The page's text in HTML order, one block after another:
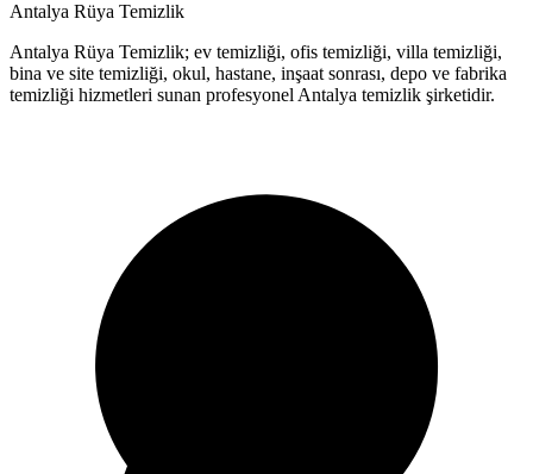
Antalya Rüya Temizlik
Antalya Rüya Temizlik; ev temizliği, ofis temizliği, villa temizliği,
bina ve site temizliği, okul, hastane, inşaat sonrası, depo ve fabrika
temizliği hizmetleri sunan profesyonel Antalya temizlik şirketidir.